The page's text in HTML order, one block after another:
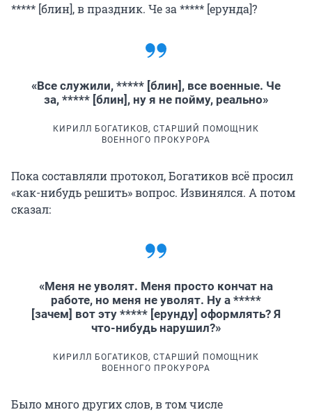
***** [блин], в праздник. Че за ***** [ерунда]?
«Все служили, ***** [блин], все военные. Че
за, ***** [блин], ну я не пойму, реально»
КИРИЛЛ БОГАТИКОВ, СТАРШИЙ ПОМОЩНИК
ВОЕННОГО ПРОКУРОРА
Пока составляли протокол, Богатиков всё просил
«как-нибудь решить» вопрос. Извинялся. А потом
сказал:
«Меня не уволят. Меня просто кончат на
работе, но меня не уволят. Ну а *****
[зачем] вот эту ***** [ерунду] оформлять? Я
что-нибудь нарушил?»
КИРИЛЛ БОГАТИКОВ, СТАРШИЙ ПОМОЩНИК
ВОЕННОГО ПРОКУРОРА
Было много других слов, в том числе